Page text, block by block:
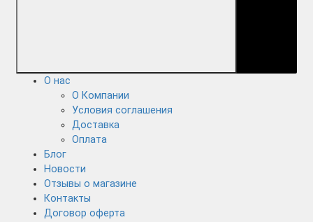
О нас
О Компании
Условия соглашения
Доставка
Оплата
Блог
Новости
Отзывы о магазине
Контакты
Договор оферта